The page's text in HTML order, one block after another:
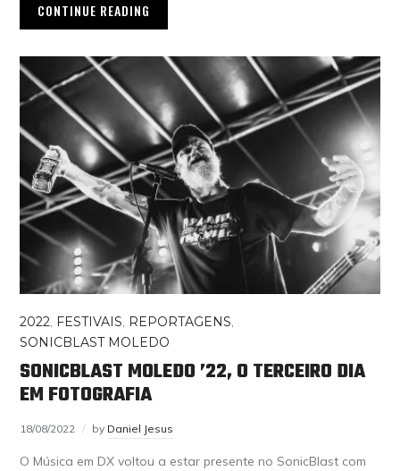
CONTINUE READING
2022 FESTIVAIS REPORTAGENS
SONICBLAST MOLEDO
SONICBLAST MOLEDO ’22, O TERCEIRO DIA
EM FOTOGRAFIA
18/08/2022 by Daniel Jesus
O Música em DX voltou a estar presente no SonicBlast com